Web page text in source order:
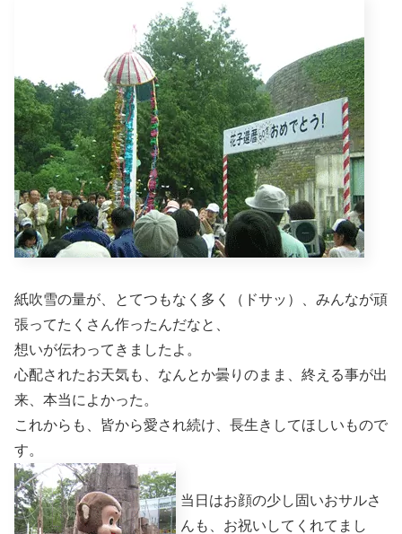
紙吹雪の量が、とてつもなく多く（ドサッ）、みんなが頑
張ってたくさん作ったんだなと、
想いが伝わってきましたよ。
心配されたお天気も、なんとか曇りのまま、終える事が出
来、本当によかった。
これからも、皆から愛され続け、長生きしてほしいもので
す。
当日はお顔の少し固いおサルさ
んも、お祝いしてくれてまし